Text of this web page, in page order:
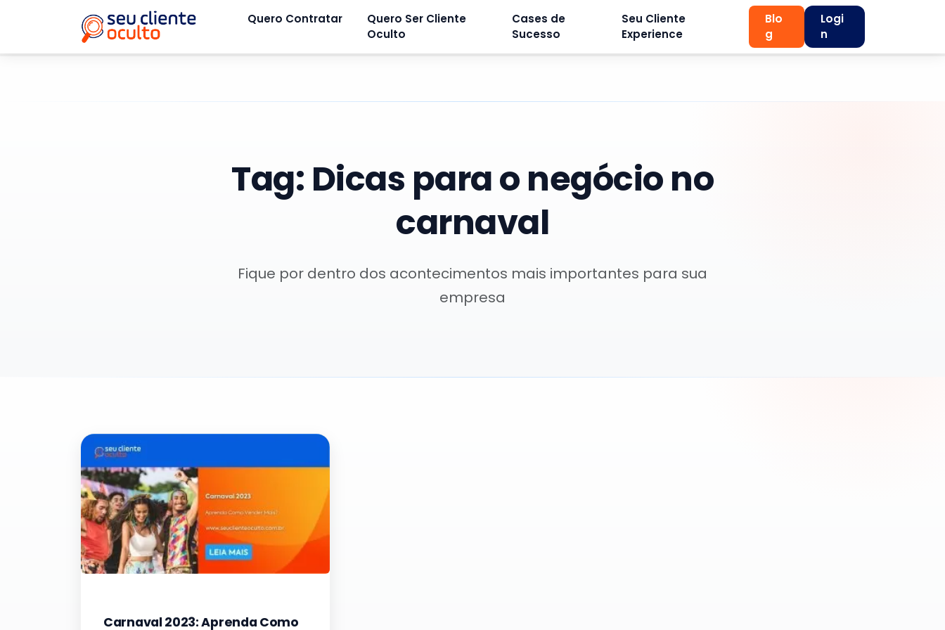
Quero Contratar
Quero Ser Cliente
Oculto
Cases de
Sucesso
Seu Cliente
Experience
Blo
g
Logi
n
Tag: Dicas para o negócio no
carnaval
Fique por dentro dos acontecimentos mais importantes para sua
empresa
Carnaval 2023: Aprenda Como